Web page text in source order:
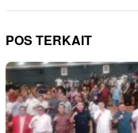
POS TERKAIT